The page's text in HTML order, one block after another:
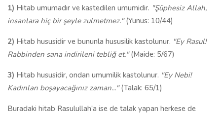
1) Hitab umumadır ve kastedilen umumidir. "Şüphesiz Allah,
insanlara hiç bir şeyle zulmetmez."(Yunus: 10/44)
2) Hitab hususidir ve bununla hususilik kastolunur. "Ey Rasul!
Rabbinden sana indirileni tebliğ et."(Maide: 5/67)
3) Hitab hususidir, ondan umumilik kastolunur. "Ey Nebi!
Kadınları boşayacağınız zaman..."(Talak: 65/1)
Buradaki hitab Rasulullah'a ise de talak yapan herkese de